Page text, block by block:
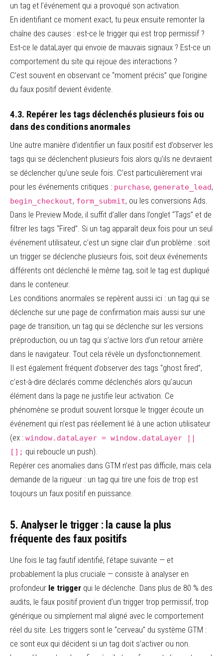
un tag et l’événement qui a provoqué son activation.
En identifiant ce moment exact, tu peux ensuite remonter la
chaîne des causes : est-ce le trigger qui est trop permissif ?
Est-ce le dataLayer qui envoie de mauvais signaux ? Est-ce un
comportement du site qui rejoue des interactions ?
C’est souvent en observant ce “moment précis” que l’origine
du faux positif devient évidente.
4.3. Repérer les tags déclenchés plusieurs fois ou
dans des conditions anormales
Une autre manière d’identifier un faux positif est d’observer les
tags qui se déclenchent plusieurs fois alors qu’ils ne devraient
se déclencher qu’une seule fois. C’est particulièrement vrai
pour les événements critiques : purchase, generate_lead,
begin_checkout, form_submit, ou les conversions Ads.
Dans le Preview Mode, il suffit d’aller dans l’onglet “Tags” et de
filtrer les tags “Fired”. Si un tag apparaît deux fois pour un seul
événement utilisateur, c’est un signe clair d’un problème : soit
un trigger se déclenche plusieurs fois, soit deux événements
différents ont déclenché le même tag, soit le tag est dupliqué
dans le conteneur.
Les conditions anormales se repèrent aussi ici : un tag qui se
déclenche sur une page de confirmation mais aussi sur une
page de transition, un tag qui se déclenche sur les versions
préproduction, ou un tag qui s’active lors d’un retour arrière
dans le navigateur. Tout cela révèle un dysfonctionnement.
Il est également fréquent d’observer des tags “ghost fired”,
c’est-à-dire déclarés comme déclenchés alors qu’aucun
élément dans la page ne justifie leur activation. Ce
phénomène se produit souvent lorsque le trigger écoute un
événement qui n’est pas réellement lié à une action utilisateur
(ex : window.dataLayer = window.dataLayer ||
[]; qui reboucle un push).
Repérer ces anomalies dans GTM n’est pas difficile, mais cela
demande de la rigueur : un tag qui tire une fois de trop est
toujours un faux positif en puissance.
5. Analyser le trigger : la cause la plus
fréquente des faux positifs
Une fois le tag fautif identifié, l’étape suivante — et
probablement la plus cruciale — consiste à analyser en
profondeur le trigger qui le déclenche. Dans plus de 80 % des
audits, le faux positif provient d’un trigger trop permissif, trop
générique ou simplement mal aligné avec le comportement
réel du site. Les triggers sont le “cerveau” du système GTM :
ce sont eux qui décident si un tag doit s’activer ou non.